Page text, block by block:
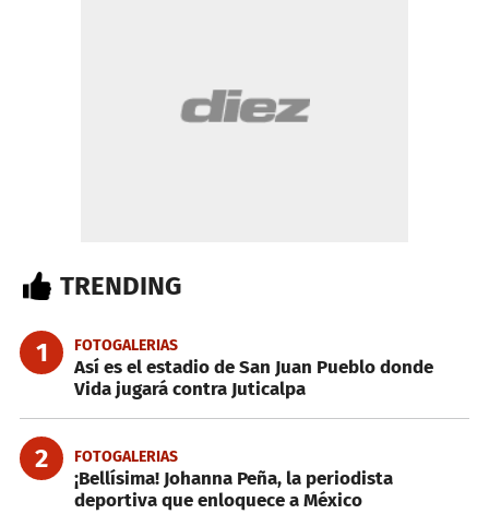
TRENDING
1 FOTOGALERIAS
Así es el estadio de San Juan Pueblo donde
Vida jugará contra Juticalpa
2 FOTOGALERIAS
¡Bellísima! Johanna Peña, la periodista
deportiva que enloquece a México